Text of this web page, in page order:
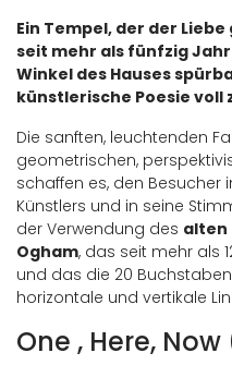
Ein Tempel, der der
seit mehr als fünfzig
Winkel des Hauses
künstlerische Poesie voll
Die sanften, leuchtenden
geometrischen,
schaffen es, den Besucher
Künstlers und in seine
der Verwendung des alten
Ogham, das seit mehr als
und das die 20
horizontale und vertikale
One , Here,